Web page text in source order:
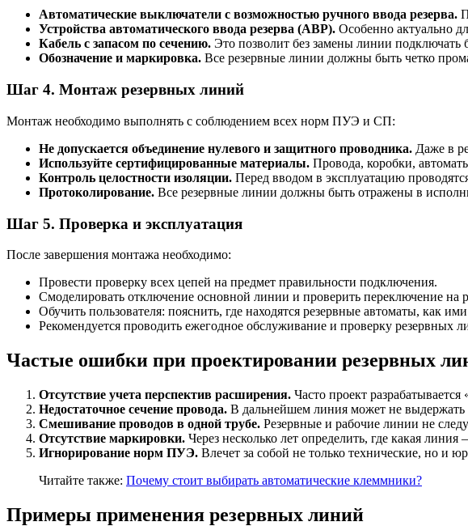
Автоматические выключатели с возможностью ручного ввода резерва.
Устройства автоматического ввода резерва (АВР). Особенно актуально
Кабель с запасом по сечению. Это позволит без замены линии
Обозначение и маркировка. Все резервные линии должны быть четко
Шаг 4. Монтаж резервных линий
Монтаж необходимо выполнять с соблюдением всех норм ПУЭ и СП:
Не допускается объединение нулевого и защитного проводника. Даже в
Используйте сертифицированные материалы. Провода, коробки,
Контроль целостности изоляции. Перед вводом в эксплуатацию
Протоколирование. Все резервные линии должны быть отражены в
Шаг 5. Проверка и эксплуатация
После завершения монтажа необходимо:
Провести проверку всех цепей на предмет правильности подключения.
Смоделировать отключение основной линии и проверить переключение на
Обучить пользователя: пояснить, где находятся резервные автоматы, как
Рекомендуется проводить ежегодное обслуживание и проверку резервных
Частые ошибки при проектировании резервных
Отсутствие учета перспектив расширения. Часто проект разрабатывается
Недостаточное сечение провода. В дальнейшем линия может не выдержать
Смешивание проводов в одной трубе. Резервные и рабочие линии не
Отсутствие маркировки. Через несколько лет определить, где какая
Игнорирование норм ПУЭ. Влечет за собой не только технические, но и
Читайте также: Почему стоит выбирать автоматические клеммники?
Примеры применения резервных линий